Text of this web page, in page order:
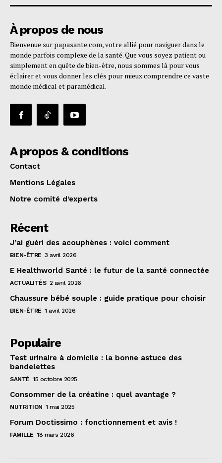
À propos de nous
Bienvenue sur papasante.com, votre allié pour naviguer dans le
monde parfois complexe de la santé. Que vous soyez patient ou
simplement en quête de bien-être, nous sommes là pour vous
éclairer et vous donner les clés pour mieux comprendre ce vaste
monde médical et paramédical.
A propos & conditions
Contact
Mentions Légales
Notre comité d’experts
Récent
J’ai guéri des acouphènes : voici comment
BIEN-ÊTRE 3 avril 2026
E Healthworld Santé : le futur de la santé connectée
ACTUALITÉS 2 avril 2026
Chaussure bébé souple : guide pratique pour choisir
BIEN-ÊTRE 1 avril 2026
Populaire
Test urinaire à domicile : la bonne astuce des
bandelettes
SANTÉ 15 octobre 2025
Consommer de la créatine : quel avantage ?
NUTRITION 1 mai 2025
Forum Doctissimo : fonctionnement et avis !
FAMILLE 18 mars 2026